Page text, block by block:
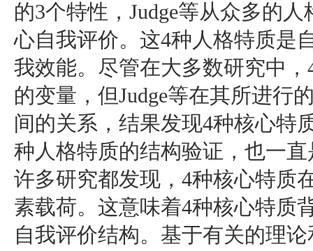
的3个特性，Judge等从众多的
心自我评价。这4种人格特质是
我效能。尽管在大多数研究中
的变量，但Judge等在其所进行
间的关系，结果发现4种核心特
种人格特质的结构验证，也一
许多研究都发现，4种核心特质
素载荷。这意味着4种核心特质
自我评价结构。基于有关的理